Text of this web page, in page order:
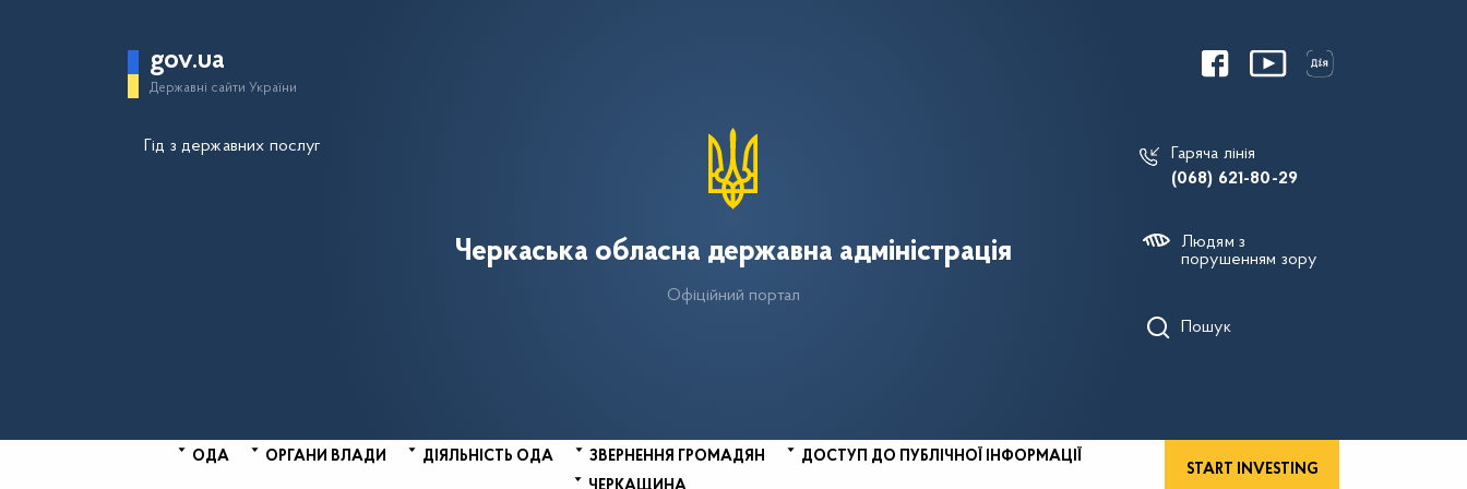
gov.ua
Державні сайти України
Гід з державних послуг
Черкаська обласна державна адміністрація
Офіційний портал
Гаряча лінія
(068) 621-80-29
Людям з
порушенням зору
Пошук
ОДА ОРГАНИ ВЛАДИ ДІЯЛЬНІСТЬ ОДА ЗВЕРНЕННЯ ГРОМАДЯН
ДОСТУП ДО ПУБЛІЧНОЇ ІНФОРМАЦІЇ
ЧЕРКАЩИНА
START INVESTING